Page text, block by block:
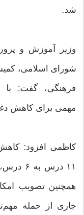
شد.
وزیر آموزش و
شورای اسلامی،
فرهنگی، گفت: با
مهمی برای کاهش
کاظمی افزود: کاهش
۱۱ درس
همچنین تصویب
جاری از جمله